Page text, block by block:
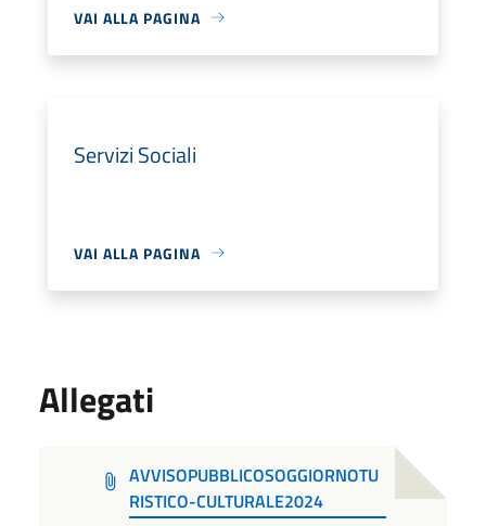
VAI ALLA PAGINA
Servizi Sociali
VAI ALLA PAGINA
Allegati
AVVISOPUBBLICOSOGGIORNOTU
RISTICO-CULTURALE2024